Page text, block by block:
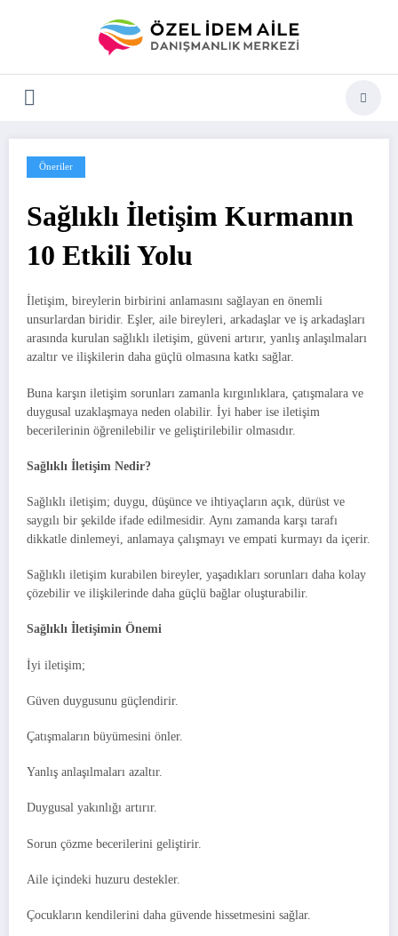
Öneriler
Sağlıklı İletişim Kurmanın
10 Etkili Yolu
İletişim, bireylerin birbirini anlamasını sağlayan en önemli
unsurlardan biridir. Eşler, aile bireyleri, arkadaşlar ve iş arkadaşları
arasında kurulan sağlıklı iletişim, güveni artırır, yanlış anlaşılmaları
azaltır ve ilişkilerin daha güçlü olmasına katkı sağlar.
Buna karşın iletişim sorunları zamanla kırgınlıklara, çatışmalara ve
duygusal uzaklaşmaya neden olabilir. İyi haber ise iletişim
becerilerinin öğrenilebilir ve geliştirilebilir olmasıdır.
Sağlıklı İletişim Nedir?
Sağlıklı iletişim; duygu, düşünce ve ihtiyaçların açık, dürüst ve
saygılı bir şekilde ifade edilmesidir. Aynı zamanda karşı tarafı
dikkatle dinlemeyi, anlamaya çalışmayı ve empati kurmayı da içerir.
Sağlıklı iletişim kurabilen bireyler, yaşadıkları sorunları daha kolay
çözebilir ve ilişkilerinde daha güçlü bağlar oluşturabilir.
Sağlıklı İletişimin Önemi
İyi iletişim;
Güven duygusunu güçlendirir.
Çatışmaların büyümesini önler.
Yanlış anlaşılmaları azaltır.
Duygusal yakınlığı artırır.
Sorun çözme becerilerini geliştirir.
Aile içindeki huzuru destekler.
Çocukların kendilerini daha güvende hissetmesini sağlar.